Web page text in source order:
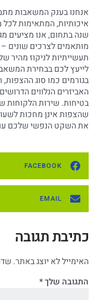
אנחנו בענק המשאבות
שנה בתחום, אנו מציעים
מותאמים לצרכים שונים
תעשייתיות לניקוז מהיר
לייעץ לכם בבחירת
בגורמים כמו סוג
האביזרים הנלווים
שהצפות אינן מחכות
את השקט הנפשי שלכם עם
FACEBOOK
EMAIL
כתיבת תגובה
האימייל לא יוצג באתר.
התגובה שלך*